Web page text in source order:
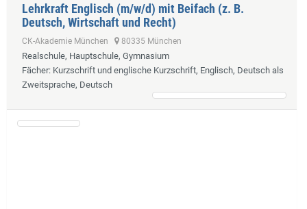
Lehrkraft Englisch (m/w/d) mit Beifach (z. B.
Deutsch, Wirtschaft und Recht)
CK-Akademie München 80335 München
Realschule, Hauptschule, Gymnasium
Fächer: Kurzschrift und englische Kurzschrift, Englisch, Deutsch als
Zweitsprache, Deutsch